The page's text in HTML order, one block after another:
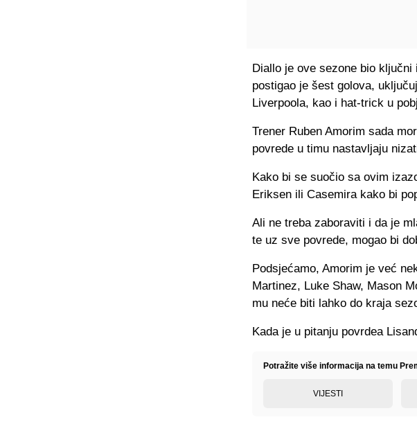
Diallo je ove sezone bio
postigao je šest golova,
Liverpoola, kao i hat-trick u
Trener Ruben Amorim sada
povrede u timu nastavljaju
Kako bi se suočio sa ovim
Eriksen ili Casemira kako bi
Ali ne treba zaboraviti i da je
te uz sve povrede, mogao bi
Podsjećamo, Amorim je već
Martinez, Luke Shaw, Mason
mu neće biti lahko do kraja
Kada je u pitanju povrdea
Potražite više informacija na temu
VIJESTI